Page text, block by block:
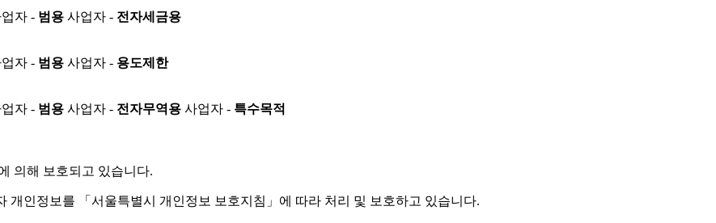
자 - 범용 사업자 - 전자세금용
자 - 범용 사업자 - 용도제한
자 - 범용 사업자 - 전자무역용 사업자 - 특수목적
의해 보호되고 있습니다.
인정보를 「서울특별시 개인정보 보호지침」에 따라 처리 및 보호하고 있습니다.